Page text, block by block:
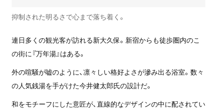
抑制された明るさで心まで落ち着く。
連日多くの観光客が訪れる新大久保。新宿からも徒歩圏内のこ
の街に『万年湯』はある。
外の喧騒が嘘のように、凛々しい格好よさが滲み出る浴室。数々
の人気銭湯を手がけた今井健太郎氏の設計だ。
和をモチーフにした意匠が、直線的なデザインの中に配されてい